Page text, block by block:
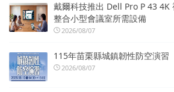
戴爾科技推出 Dell Pro P 43
整合小型會議室所需設備
2026/08/07
115年苗栗縣城鎮韌性防空演習
2026/08/07